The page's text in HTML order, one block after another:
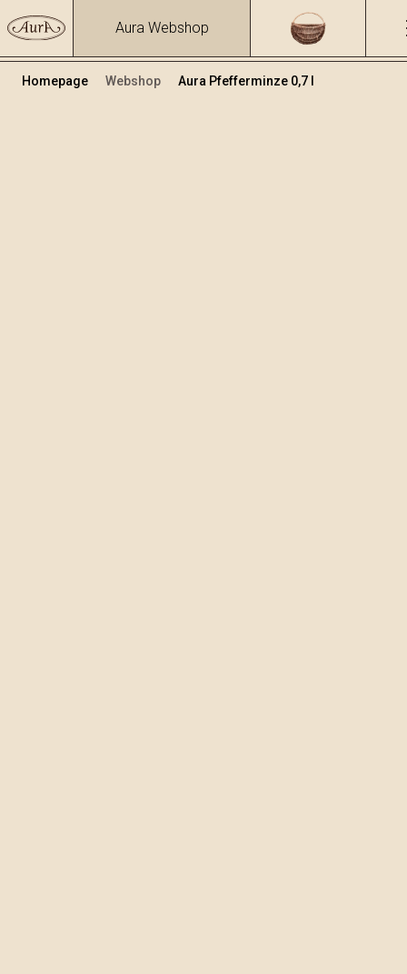
Aura Webshop
Homepage Webshop Aura Pfefferminze 0,7 l